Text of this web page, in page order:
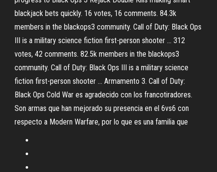
blackjack bets quickly. 16 votes, 16 comments. 84.3k
members in the blackops3 community. Call of Duty: Black Ops
III is a military science fiction first-person shooter … 312
votes, 42 comments. 82.5k members in the blackops3
community. Call of Duty: Black Ops III is a military science
fiction first-person shooter … Armamento 3. Call of Duty:
Black Ops Cold War es agradecido con los francotiradores.
Son armas que han mejorado su presencia en el 6vs6 con
respecto a Modern Warfare, por lo que es una familia que